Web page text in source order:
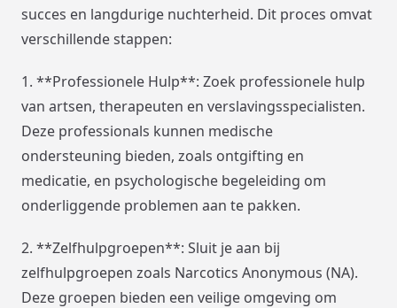
succes en langdurige nuchterheid. Dit proces omvat
verschillende stappen:
1. **Professionele Hulp**: Zoek professionele hulp
van artsen, therapeuten en verslavingsspecialisten.
Deze professionals kunnen medische
ondersteuning bieden, zoals ontgifting en
medicatie, en psychologische begeleiding om
onderliggende problemen aan te pakken.
2. **Zelfhulpgroepen**: Sluit je aan bij
zelfhulpgroepen zoals Narcotics Anonymous (NA).
Deze groepen bieden een veilige omgeving om